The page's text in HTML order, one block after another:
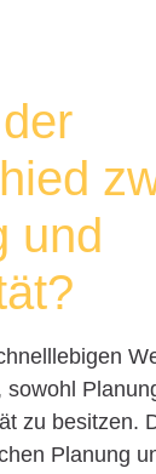
und
zu besitzen.
Planung